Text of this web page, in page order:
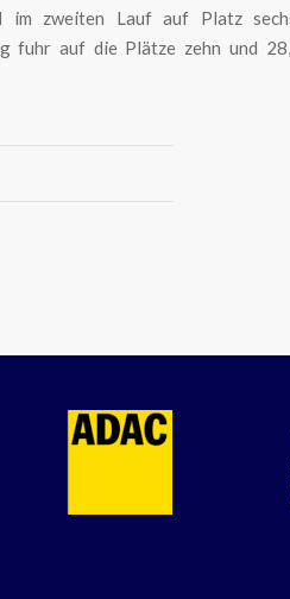
zweiten Lauf auf Platz
fuhr auf die Plätze zehn und